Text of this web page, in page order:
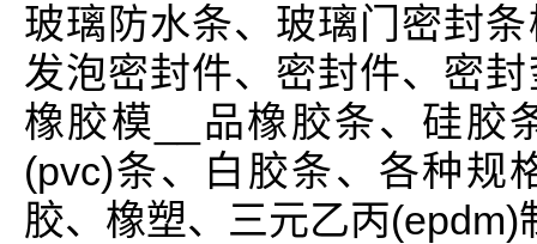
玻璃防水条、玻璃门密封
发泡密封件、密封件、密
橡胶模__品橡胶条、硅胶
(pvc)条、白胶条、各种规
胶、橡塑、三元乙丙(epdm)